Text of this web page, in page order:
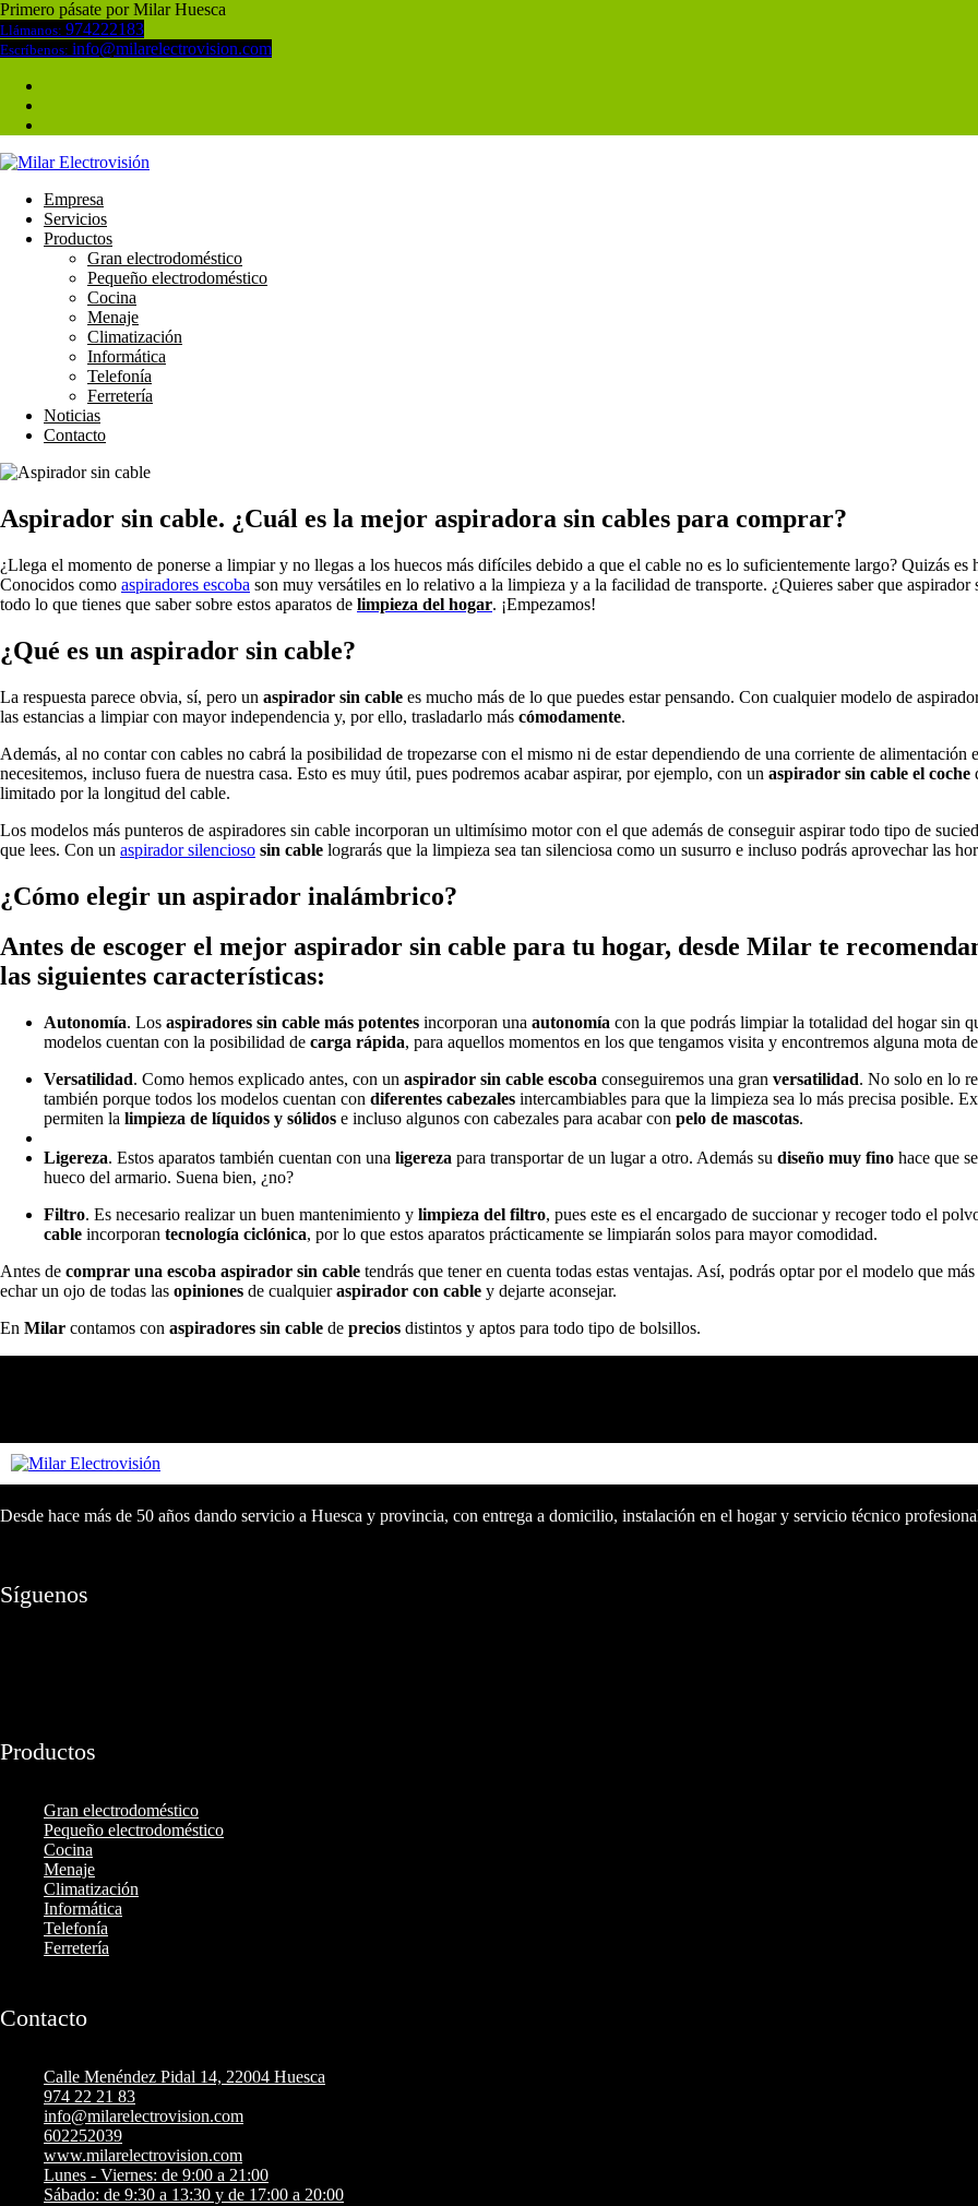
Primero pásate por Milar Huesca
Llámanos: 974222183
Escríbenos: info@milarelectrovision.com
Empresa
Servicios
Productos
Gran electrodoméstico
Pequeño electrodoméstico
Cocina
Menaje
Climatización
Informática
Telefonía
Ferretería
Noticias
Contacto
Aspirador sin cable. ¿Cuál es la mejor aspiradora sin cables para comprar?
¿Llega el momento de ponerse a limpiar y no llegas a los huecos más difíciles debido a que el cable no es lo suficientemente largo? Quizás es
Conocidos como aspiradores escoba son muy versátiles en lo relativo a la limpieza y a la facilidad de transporte. ¿Quieres saber que
todo lo que tienes que saber sobre estos aparatos de limpieza del hogar. ¡Empezamos!
¿Qué es un aspirador sin cable?
La respuesta parece obvia, sí, pero un aspirador sin cable es mucho más de lo que puedes estar pensando. Con cualquier modelo de
las estancias a limpiar con mayor independencia y, por ello, trasladarlo más cómodamente.
Además, al no contar con cables no cabrá la posibilidad de tropezarse con el mismo ni de estar dependiendo de una corriente de
necesitemos, incluso fuera de nuestra casa. Esto es muy útil, pues podremos acabar aspirar, por ejemplo, con un aspirador sin cable el coche
limitado por la longitud del cable.
Los modelos más punteros de aspiradores sin cable incorporan un ultimísimo motor con el que además de conseguir aspirar todo tipo de
que lees. Con un aspirador silencioso sin cable lograrás que la limpieza sea tan silenciosa como un susurro e incluso podrás aprovechar las
¿Cómo elegir un aspirador inalámbrico?
Antes de escoger el mejor aspirador sin cable para tu hogar, desde Milar te
las siguientes características:
Autonomía. Los aspiradores sin cable más potentes incorporan una autonomía con la que podrás limpiar la totalidad del hogar sin
modelos cuentan con la posibilidad de carga rápida, para aquellos momentos en los que tengamos visita y encontremos alguna mota
Versatilidad. Como hemos explicado antes, con un aspirador sin cable escoba conseguiremos una gran versatilidad. No solo en lo
también porque todos los modelos cuentan con diferentes cabezales intercambiables para que la limpieza sea lo más precisa posible.
permiten la limpieza de líquidos y sólidos e incluso algunos con cabezales para acabar con pelo de mascotas.
Ligereza. Estos aparatos también cuentan con una ligereza para transportar de un lugar a otro. Además su diseño muy fino hace que
hueco del armario. Suena bien, ¿no?
Filtro. Es necesario realizar un buen mantenimiento y limpieza del filtro, pues este es el encargado de succionar y recoger todo el
cable incorporan tecnología ciclónica, por lo que estos aparatos prácticamente se limpiarán solos para mayor comodidad.
Antes de comprar una escoba aspirador sin cable tendrás que tener en cuenta todas estas ventajas. Así, podrás optar por el modelo que
echar un ojo de todas las opiniones de cualquieraspirador con cable y dejarte aconsejar.
En Milar contamos con aspiradores sin cable de precios distintos y aptos para todo tipo de bolsillos.
Desde hace más de 50 años dando servicio a Huesca y provincia, con entrega a domicilio, instalación en el hogar y servicio técnico
Síguenos
Productos
Gran electrodoméstico
Pequeño electrodoméstico
Cocina
Menaje
Climatización
Informática
Telefonía
Ferretería
Contacto
Calle Menéndez Pidal 14, 22004 Huesca
974 22 21 83
info@milarelectrovision.com
602252039
www.milarelectrovision.com
Lunes - Viernes: de 9:00 a 21:00
Sábado: de 9:30 a 13:30 y de 17:00 a 20:00